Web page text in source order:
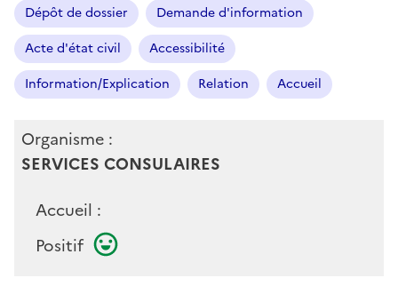
Dépôt de dossier
Demande d'information
Acte d'état civil
Accessibilité
Information/Explication
Relation Accueil
Organisme :
SERVICES CONSULAIRES
Accueil :
Positif